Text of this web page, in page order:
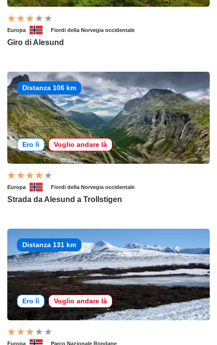
Europa Fiordi della Norvegia occidentale
Giro di Alesund
Distanza 106 km
Ero lì Voglio andare là
Europa Fiordi della Norvegia occidentale
Strada da Alesund a Trollstigen
Distanza 131 km
Ero lì Voglio andare là
Europa Parco Nazionale Rondane